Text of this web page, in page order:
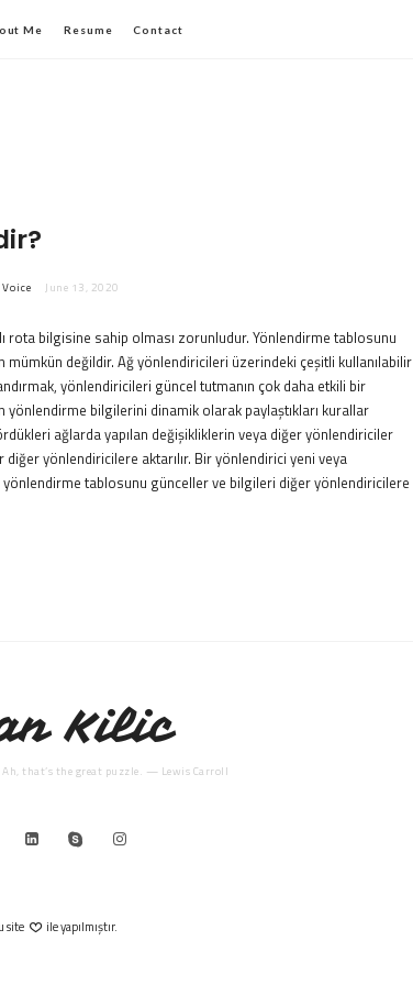
Me Resume Contact
Voice June 13, 2020
rota bilgisine sahip olması zorunludur. Yönlendirme tablosunu
mümkün değildir. Ağ yönlendiricileri üzerindeki çeşitli kullanılabilir
yönlendiricileri güncel tutmanın çok daha etkili bir
bilgilerini dinamik olarak paylaştıkları kurallar
ağlarda yapılan değişikliklerin veya diğer yönlendiriciler
diğer yönlendiricilere aktarılır. Bir yönlendirici yeni veya
yönlendirme tablosunu günceller ve bilgileri diğer yönlendiricilere
Kilic
that’s the great puzzle. — Lewis Carroll
site ile yapılmıştır.